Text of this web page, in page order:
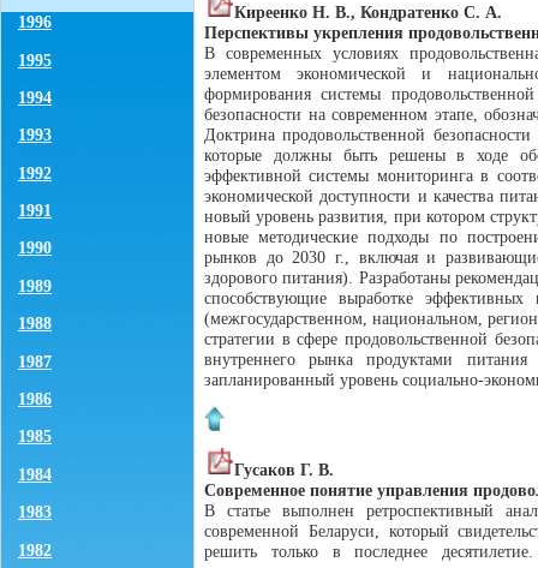
1996
1995
1994
1993
1992
1991
1990
1989
1988
1987
1986
1985
1984
1983
1982
Киреенко Н. В., Кондратенко С. А.
Перспективы укрепления
В современных условиях
элементом экономической и
формирования системы
безопасности на современном этапе,
Доктрина продовольственной
которые должны быть решены в ходе
эффективной системы мониторинга в
экономической доступности и качества
новый уровень развития, при котором
новые методические подходы по
рынков до 2030 г., включая и
здорового питания). Разработаны
способствующие выработке
(межгосударственном, национальном,
стратегии в сфере продовольственной
внутреннего рынка продуктами питания
запланированный уровень социально-
Гусаков Г. В.
Современное понятие управления
В статье выполнен ретроспективный
современной Беларуси, который
решить только в последнее